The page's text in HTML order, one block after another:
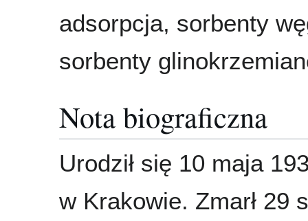
adsorpcja, sorbenty
sorbenty
Nota biograficzna
Urodził się 10 maja
w Krakowie. Zmarł 29